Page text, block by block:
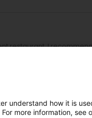
restaurant, I
as the food, I was very full
understand how it is
more information, see